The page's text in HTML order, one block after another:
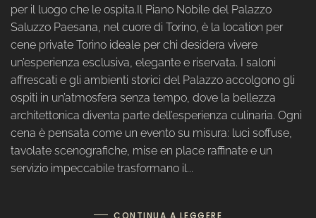
per il luogo che le ospita.Il Piano Nobile del Palazzo
Saluzzo Paesana, nel cuore di Torino, è la location per
cene private Torino ideale per chi desidera vivere
un’esperienza esclusiva, elegante e riservata. I saloni
affrescati e gli ambienti storici del Palazzo accolgono gli
ospiti in un’atmosfera senza tempo, dove la bellezza
architettonica diventa parte dell’esperienza culinaria. Ogni
cena è pensata come un evento su misura: luci soffuse,
tavolate scenografiche, mise en place raffinate e un
servizio impeccabile trasformano il...
CONTINUA A LEGGERE